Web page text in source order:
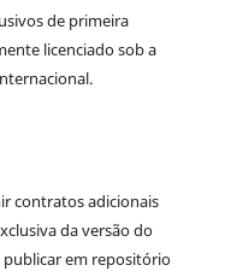
de primeira
licenciado sob a
contratos adicionais
da versão do
em repositório